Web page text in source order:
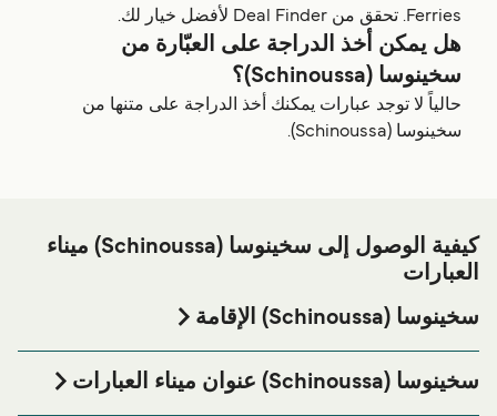
Ferries. تحقق من Deal Finder لأفضل خيار لك.
هل يمكن أخذ الدراجة على العبّارة من
سخينوسا (Schinoussa)؟
حالياً لا توجد عبارات يمكنك أخذ الدراجة على متنها من
سخينوسا (Schinoussa).
كيفية الوصول إلى سخينوسا (Schinoussa) ميناء
العبارات
سخينوسا (Schinoussa) الإقامة
(Schinoussa) ميناء العبارة قبل أو بعد رحلتك أو إذا كنت تبحث
عن أماكن السكن لإقامتك بالكامل، يرجى زيارة موقعنا على
سخينوسا (Schinoussa) عنوان ميناء العبارات